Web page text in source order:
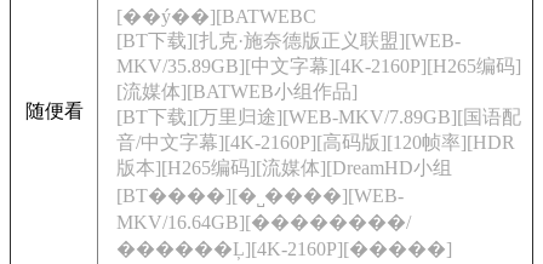
随便看
[��ý��][BATWEBС
[BT下载][扎克·施奈德版正义联盟][WEB-
MKV/35.89GB][中文字幕][4K-2160P][H265编码]
[流媒体][BATWEB小组作品]
[BT下载][万里归途][WEB-MKV/7.89GB][国语配
音/中文字幕][4K-2160P][高码版][120帧率][HDR
版本][H265编码][流媒体][DreamHD小组
[BT����][�˽����][WEB-
MKV/16.64GB][��������/
������Ļ][4K-2160P][�����]